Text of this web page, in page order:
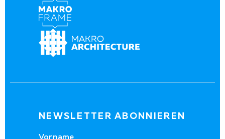
NEWSLETTER ABONNIEREN